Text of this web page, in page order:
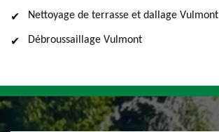
Nettoyage de terrasse et dallage Vulmont
Débroussaillage Vulmont